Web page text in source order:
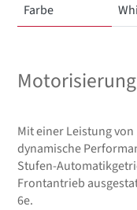
Farbe
Mit einer Leistung
dynamische
Stufen-
Frontantrieb
6e.